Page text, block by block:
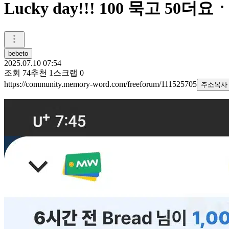
Lucky day!!! 100 묵고 50더요
bebeto
2025.07.10 07:54
조회 74추천 1 스크랩 0
https://community.memory-word.com/freeforum/111525705 주소복사